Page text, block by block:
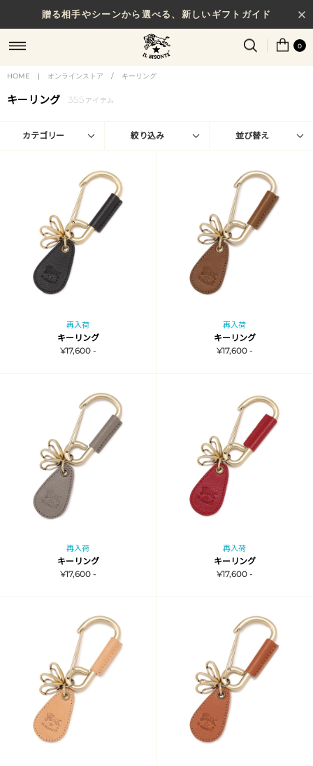
贈る相手やシーンから選べる、新しいギフトガイド
0
HOME | オンラインストア / キーリング
キーリング 355 アイテム
カテゴリー 絞り込み 並び替え
再入荷
キーリング
¥17,600 -
再入荷
キーリング
¥17,600 -
再入荷
キーリング
¥17,600 -
再入荷
キーリング
¥17,600 -